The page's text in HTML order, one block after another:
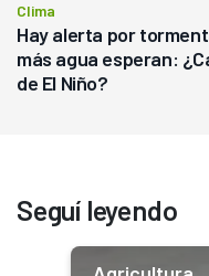
Clima
Hay alerta por
más agua esperan:
de El Niño?
Seguí leyendo